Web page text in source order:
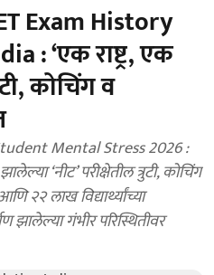
Exam History
: ‘एक राष्ट्र, एक
कोचिंग व
Mental Stress 2026 :
‘नीट’ परीक्षेतील त्रुटी, कोचिंग
२२ लाख विद्यार्थ्यांच्या
झालेल्या गंभीर परिस्थितीवर